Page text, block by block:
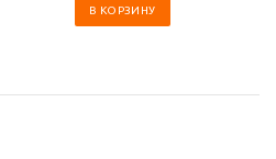
В КОРЗИНУ